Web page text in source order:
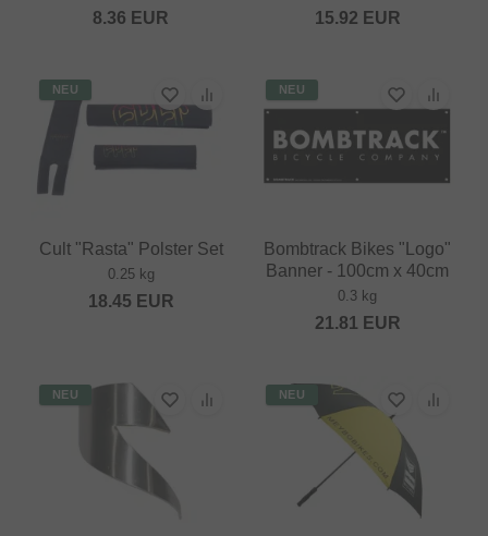
8.36 EUR 15.92 EUR
NEU
Cult "Rasta" Polster Set
0.25 kg
18.45 EUR
NEU
Bombtrack Bikes "Logo"
Banner - 100cm x 40cm
0.3 kg
21.81 EUR
NEU NEU